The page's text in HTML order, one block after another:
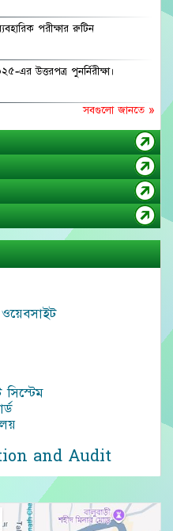
পরীক্ষার রুটিন
এর উত্তরপত্র পুনর্নিরীক্ষা।
সবগুলো জানতে »
সিস্টেম
and Audit